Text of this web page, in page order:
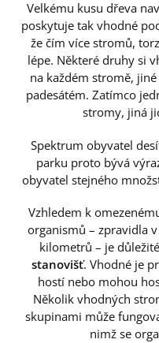
Velkému kusu dřeva
poskytuje tak vhodné
že čím více stromů,
lépe. Některé druhy si
na každém stromě,
padesátém. Zatímco
stromy, jiná
Spektrum obyvatel
parku proto bývá
obyvatel stejného
Vzhledem k
organismů – zpravidla
kilometrů – je
stanovišť. Vhodné je
hostí nebo mohou
Několik vhodných
skupinami může
nimž se